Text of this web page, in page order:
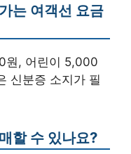
는 여객선 요금
원, 어린이 5,000
신분증 소지가 필
할 수 있나요?